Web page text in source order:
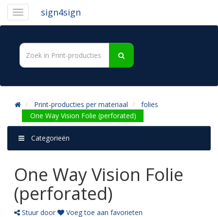
sign4sign
Print-producties per materiaal
folies
One Way Vision Folie (perforated)
Categorieën
One Way Vision Folie
(perforated)
Stuur door Voeg toe aan favorieten